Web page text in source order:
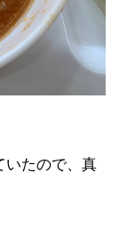
いたので、真